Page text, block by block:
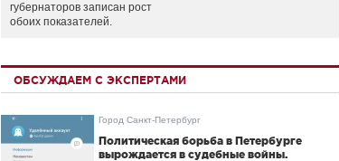
губернаторов записан рост
обоих показателей.
ОБСУЖДАЕМ С ЭКСПЕРТАМИ
Город Санкт-Петербург
Политическая борьба в Петербурге
вырождается в судебные войны.